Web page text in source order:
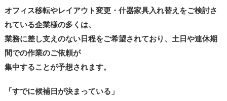
オフィス移転やレイアウト変更・什器家具入れ替えをご検討さ
れている企業様の多くは、
業務に差し支えのない日程をご希望されており、土日や連休期
間での作業のご依頼が
集中することが予想されます。
「すでに候補日が決まっている」